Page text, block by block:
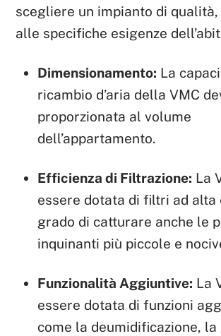
scegliere un impianto di
alle specifiche esigenze
Dimensionamento: La
ricambio d’aria della VMC
proporzionata al volume
dell’appartamento.
Efficienza di Filtrazione: La
essere dotata di filtri ad alta
grado di catturare anche le
inquinanti più piccole e
Funzionalità Aggiuntive: La
essere dotata di funzioni
come la deumidificazione, la